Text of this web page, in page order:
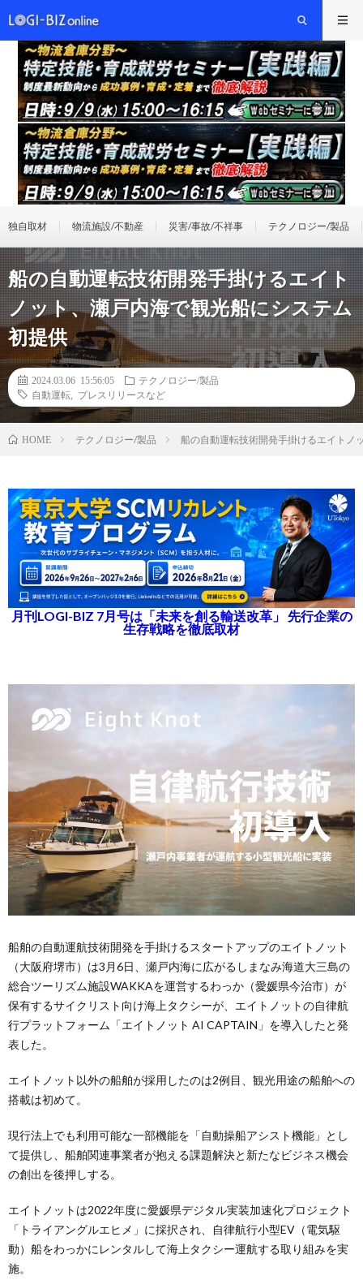
独自取材 物流施設/不動産 災害/事故/不祥事 テクノロジー/製品
船の自動運転技術開発手掛けるエイト
ノット、瀬戸内海で観光船にシステム
初提供
2024.03.06 15:56:05
テクノロジー/製品
自動運転
プレスリリースなど
HOME テクノロジー/製品 船の自動運転技術開発手掛けるエイトノ
月刊LOGI-BIZ 7月号は「未来を創る輸送改革」 先行企業の
生存戦略を徹底取材
船舶の自動運航技術開発を手掛けるスタートアップのエイトノット
（大阪府堺市）は3月6日、瀬戸内海に広がるしまなみ海道大三島の
総合ツーリズム施設WAKKAを運営するわっか（愛媛県今治市）が
保有するサイクリスト向け海上タクシーが、エイトノットの自律航
行プラットフォーム「エイトノット AI CAPTAIN」を導入したと発
表した。
エイトノット以外の船舶が採用したのは2例目、観光用途の船舶への
搭載は初めて。
現行法上でも利用可能な一部機能を「自動操船アシスト機能」とし
て提供し、船舶関連事業者が抱える課題解決と新たなビジネス機会
の創出を後押しする。
エイトノットは2022年度に愛媛県デジタル実装加速化プロジェクト
「トライアングルエヒメ」に採択され、自律航行小型EV（電気駆
動）船をわっかにレンタルして海上タクシー運航する取り組みを実
施。